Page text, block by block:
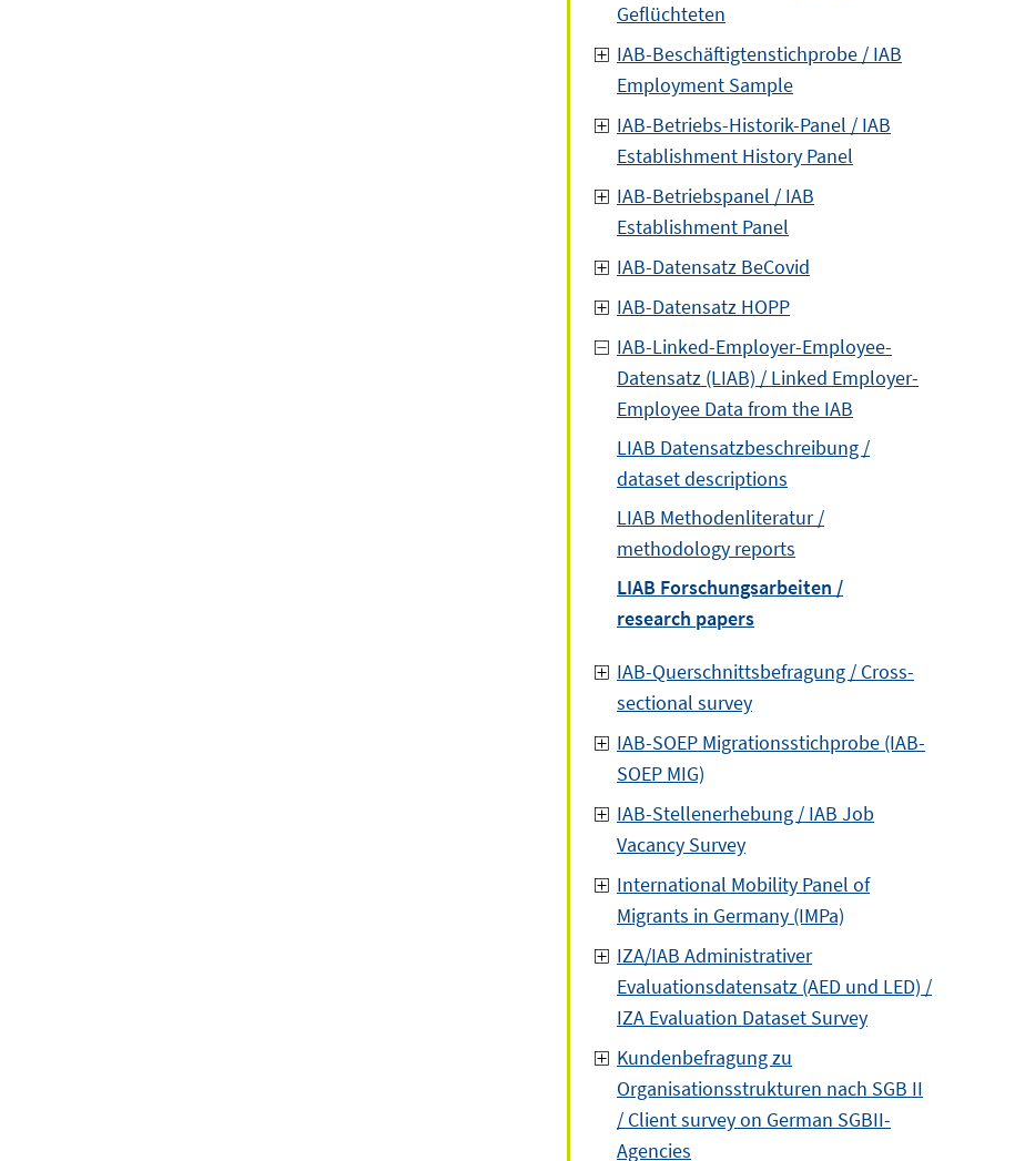
Geflüchteten
IAB-Beschäftigtenstichprobe / IAB
Employment Sample
IAB-Betriebs-Historik-Panel / IAB
Establishment History Panel
IAB-Betriebspanel / IAB
Establishment Panel
IAB-Datensatz BeCovid
IAB-Datensatz HOPP
IAB-Linked-Employer-Employee-
Datensatz (LIAB) / Linked Employer-
Employee Data from the IAB
LIAB Datensatzbeschreibung /
dataset descriptions
LIAB Methodenliteratur /
methodology reports
LIAB Forschungsarbeiten /
research papers
IAB-Querschnittsbefragung / Cross-
sectional survey
IAB-SOEP Migrationsstichprobe (IAB-
SOEP MIG)
IAB-Stellenerhebung / IAB Job
Vacancy Survey
International Mobility Panel of
Migrants in Germany (IMPa)
IZA/IAB Administrativer
Evaluationsdatensatz (AED und LED) /
IZA Evaluation Dataset Survey
Kundenbefragung zu
Organisationsstrukturen nach SGB II
/ Client survey on German SGBII-
Agencies